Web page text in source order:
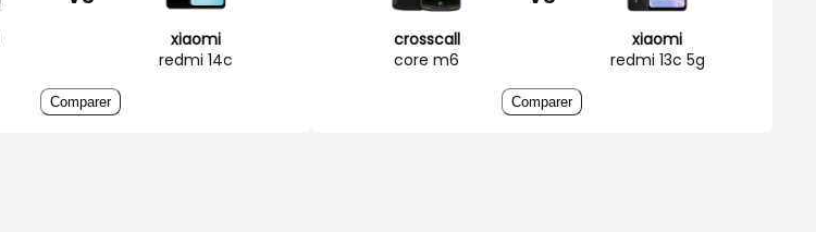
xiaomi
redmi 14c
Comparer
crosscall
core m6
xiaomi
redmi 13c 5g
Comparer